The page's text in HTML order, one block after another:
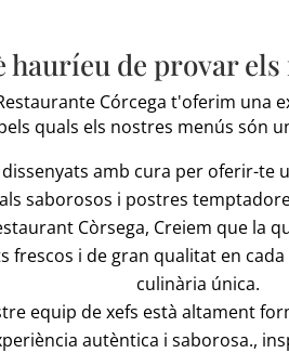
hauríeu de provar
Córcega t'oferim una
quals els nostres menús són
amb cura per oferir-te
saborosos i postres
Còrsega, Creiem que la
frescos i de gran qualitat en
culinària única.
equip de xefs està altament
autèntica i saborosa.,